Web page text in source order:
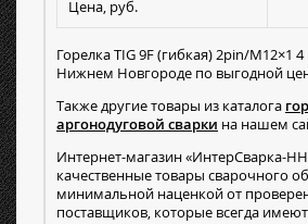
Цена, руб.
Горелка TIG 9F (гибкая) 2pin/M12×1
Нижнем Новгороде по выгодной
Также другие товары из каталога
аргонодуговой сварки на нашем
Интернет-магазин «ИнтерСварка-
качественные товары сварочного
минимальной наценкой от
поставщиков, которые всегда